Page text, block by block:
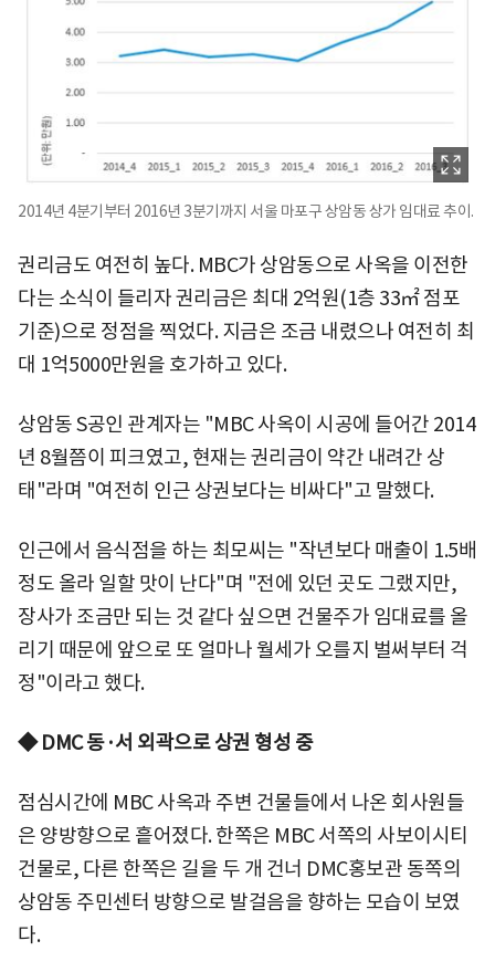
2014년 4분기부터 2016년 3분기까지 서울 마포구 상암동 상가 임대료 추이.
권리금도 여전히 높다. MBC가 상암동으로 사옥을 이전한
다는 소식이 들리자 권리금은 최대 2억원(1층 33㎡ 점포
기준)으로 정점을 찍었다. 지금은 조금 내렸으나 여전히 최
대 1억5000만원을 호가하고 있다.
상암동 S공인 관계자는 "MBC 사옥이 시공에 들어간 2014
년 8월쯤이 피크였고, 현재는 권리금이 약간 내려간 상
태"라며 "여전히 인근 상권보다는 비싸다"고 말했다.
인근에서 음식점을 하는 최모씨는 "작년보다 매출이 1.5배
정도 올라 일할 맛이 난다"며 "전에 있던 곳도 그랬지만,
장사가 조금만 되는 것 같다 싶으면 건물주가 임대료를 올
리기 때문에 앞으로 또 얼마나 월세가 오를지 벌써부터 걱
정"이라고 했다.
◆ DMC 동·서 외곽으로 상권 형성 중
점심시간에 MBC 사옥과 주변 건물들에서 나온 회사원들
은 양방향으로 흩어졌다. 한쪽은 MBC 서쪽의 사보이시티
건물로, 다른 한쪽은 길을 두 개 건너 DMC홍보관 동쪽의
상암동 주민센터 방향으로 발걸음을 향하는 모습이 보였
다.